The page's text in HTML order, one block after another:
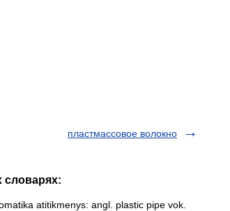
пластмассовое волокно
словарях:
atitikmenys: angl. plastic pipe vok.